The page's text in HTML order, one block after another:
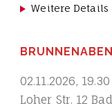
Weitere Details
02.11.2026, 19.30
Loher Str. 12